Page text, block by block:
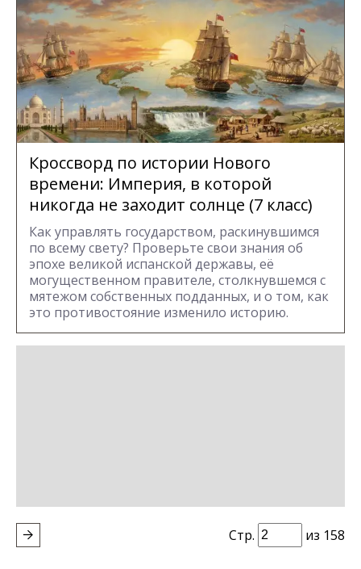
Кроссворд по истории Нового
времени: Империя, в которой
никогда не заходит солнце (7 класс)
Как управлять государством, раскинувшимся
по всему свету? Проверьте свои знания об
эпохе великой испанской державы, её
могущественном правителе, столкнувшемся с
мятежом собственных подданных, и о том, как
это противостояние изменило историю.
Стр. из 158